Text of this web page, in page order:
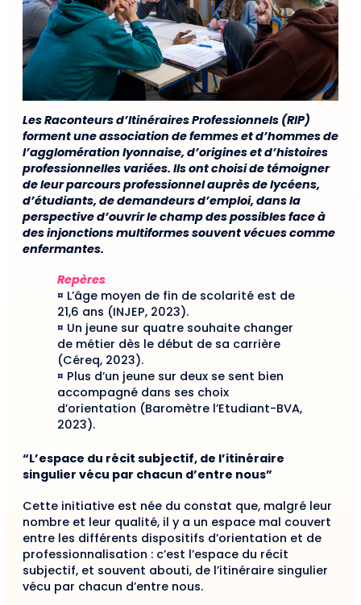
Les Raconteurs d’Itinéraires Professionnels (RIP)
forment une association de femmes et d’hommes de
l’agglomération lyonnaise, d’origines et d’histoires
professionnelles variées. Ils ont choisi de témoigner
de leur parcours professionnel auprès de lycéens,
d’étudiants, de demandeurs d’emploi, dans la
perspective d’ouvrir le champ des possibles face à
des injonctions multiformes souvent vécues comme
enfermantes.
Repères
¤ L’âge moyen de fin de scolarité est de
21,6 ans (INJEP, 2023).
¤ Un jeune sur quatre souhaite changer
de métier dès le début de sa carrière
(Céreq, 2023).
¤ Plus d’un jeune sur deux se sent bien
accompagné dans ses choix
d’orientation (Baromètre l’Etudiant-BVA,
2023).
“L’espace du récit subjectif, de l’itinéraire
singulier vécu par chacun d’entre nous”
Cette initiative est née du constat que, malgré leur
nombre et leur qualité, il y a un espace mal couvert
entre les différents dispositifs d’orientation et de
professionnalisation : c’est l’espace du récit
subjectif, et souvent abouti, de l’itinéraire singulier
vécu par chacun d’entre nous.